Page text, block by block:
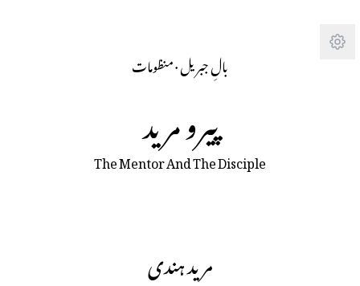
‫بالِ جبریل· منظومات
پیرو مرید
The Mentor And The Disciple
مرید ہندی